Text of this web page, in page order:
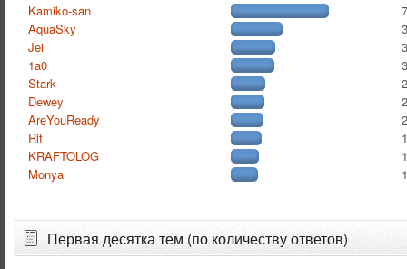
Kamiko-san
AquaSky
Jei
1a0
Stark
Dewey
AreYouReady
Rif
KRAFTOLOG
Monya
Первая десятка тем (по количеству ответов)